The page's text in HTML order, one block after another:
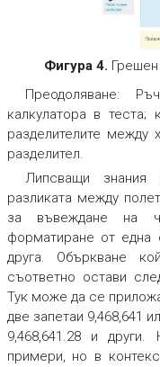
Фигура 4.
Преодоляване:
калкулатора в теста;
разделителите между
разделител.
Липсващи знания
разликата между
за въвеждане на
форматиране от
друга. Объркване
съответно остави
Тук може да се
две запетаи 9,468,641
9,468,641.28 и
примери, но в